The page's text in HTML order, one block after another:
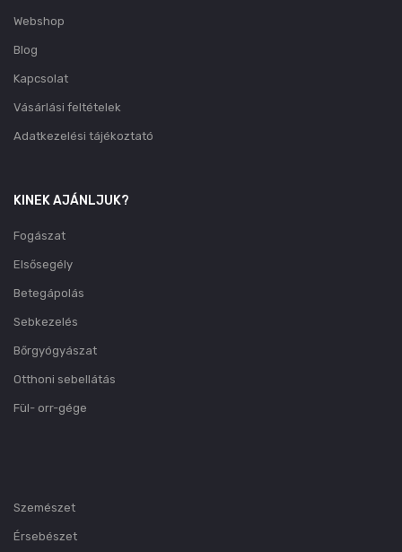
Webshop
Blog
Kapcsolat
Vásárlási feltételek
Adatkezelési tájékoztató
KINEK AJÁNLJUK?
Fogászat
Elsősegély
Betegápolás
Sebkezelés
Bőrgyógyászat
Otthoni sebellátás
Fül- orr-gége
Szemészet
Érsebészet